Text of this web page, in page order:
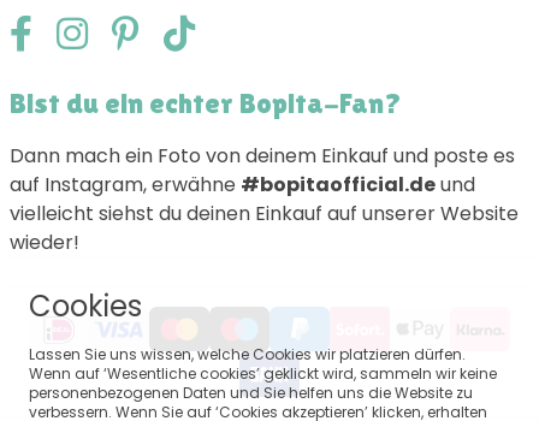
Bist du ein echter Bopita-Fan?
Dann mach ein Foto von deinem Einkauf und poste es
auf Instagram, erwähne #bopitaofficial.deund
vielleicht siehst du deinen Einkauf auf unserer Website
wieder!
Cookies
Lassen Sie uns wissen, welche Cookies wir platzieren dürfen.
Wenn auf ‘Wesentliche cookies’ geklickt wird, sammeln wir keine
personenbezogenen Daten und Sie helfen uns die Website zu
verbessern. Wenn Sie auf ‘Cookies akzeptieren’ klicken, erhalten